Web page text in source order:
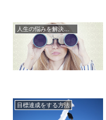
人生の悩みを解決する方法
目標達成をする方法